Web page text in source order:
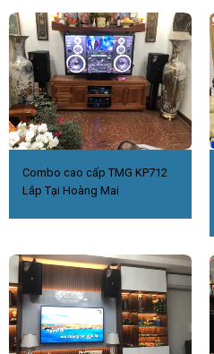
Combo cao cấp TMG KP712
Lắp Tại Hoàng Mai